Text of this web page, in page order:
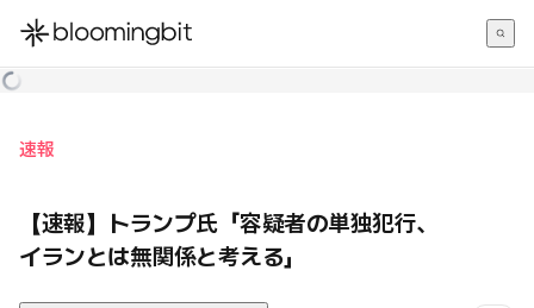
한국어
速報
【速報】トランプ氏「容疑者の単独犯行、
イランとは無関係と考える」